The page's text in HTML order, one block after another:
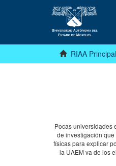
RIAA Principal
Pocas universidades
de investigación
físicas para explicar
la UAEM va de los